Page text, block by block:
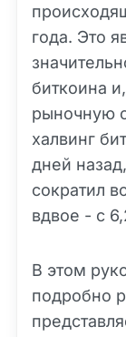
года. Это
биткоина
рыночную
халвинг
дней
сократил
вдвое - с
В этом
подробно